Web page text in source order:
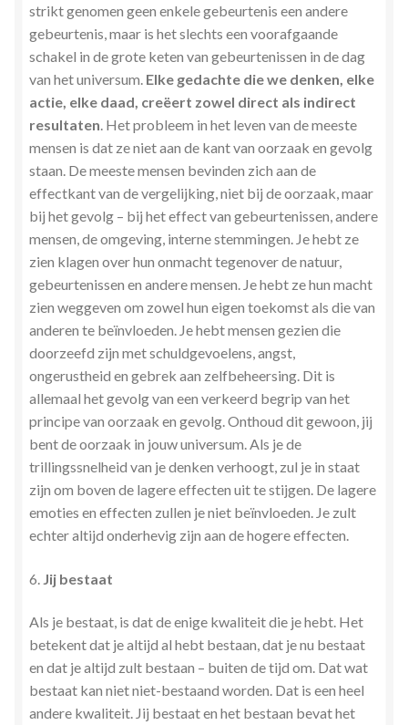
strikt genomen geen enkele gebeurtenis een andere
gebeurtenis, maar is het slechts een voorafgaande
schakel in de grote keten van gebeurtenissen in de dag
van het universum. Elke gedachte die we denken, elke
actie, elke daad, creëert zowel direct als indirect
resultaten. Het probleem in het leven van de meeste
mensen is dat ze niet aan de kant van oorzaak en gevolg
staan. De meeste mensen bevinden zich aan de
effectkant van de vergelijking, niet bij de oorzaak, maar
bij het gevolg – bij het effect van gebeurtenissen, andere
mensen, de omgeving, interne stemmingen. Je hebt ze
zien klagen over hun onmacht tegenover de natuur,
gebeurtenissen en andere mensen. Je hebt ze hun macht
zien weggeven om zowel hun eigen toekomst als die van
anderen te beïnvloeden. Je hebt mensen gezien die
doorzeefd zijn met schuldgevoelens, angst,
ongerustheid en gebrek aan zelfbeheersing. Dit is
allemaal het gevolg van een verkeerd begrip van het
principe van oorzaak en gevolg. Onthoud dit gewoon, jij
bent de oorzaak in jouw universum. Als je de
trillingssnelheid van je denken verhoogt, zul je in staat
zijn om boven de lagere effecten uit te stijgen. De lagere
emoties en effecten zullen je niet beïnvloeden. Je zult
echter altijd onderhevig zijn aan de hogere effecten.
6. Jij bestaat
Als je bestaat, is dat de enige kwaliteit die je hebt. Het
betekent dat je altijd al hebt bestaan, dat je nu bestaat
en dat je altijd zult bestaan – buiten de tijd om. Dat wat
bestaat kan niet niet-bestaand worden. Dat is een heel
andere kwaliteit. Jij bestaat en het bestaan bevat het